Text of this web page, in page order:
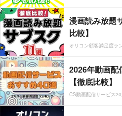
漫画読み放題
比較】
オリコン顧客満足度ラ
2026年動画配
【徹底比較】
CS動画配信サービス